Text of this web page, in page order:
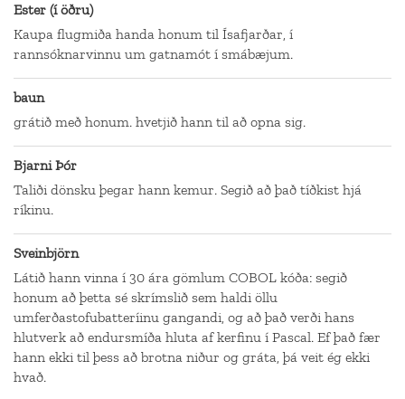
Ester (í öðru)
Kaupa flugmiða handa honum til Ísafjarðar, í
rannsóknarvinnu um gatnamót í smábæjum.
baun
grátið með honum. hvetjið hann til að opna sig.
Bjarni Þór
Taliði dönsku þegar hann kemur. Segið að það tíðkist hjá
ríkinu.
Sveinbjörn
Látið hann vinna í 30 ára gömlum COBOL kóða: segið
honum að þetta sé skrímslið sem haldi öllu
umferðastofubatteríinu gangandi, og að það verði hans
hlutverk að endursmíða hluta af kerfinu í Pascal. Ef það fær
hann ekki til þess að brotna niður og gráta, þá veit ég ekki
hvað.